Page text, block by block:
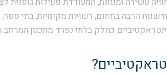
הרבה בתחום, רשויות מקומיות, בתי
כחלק בלתי נפרד מתכנון המרחב